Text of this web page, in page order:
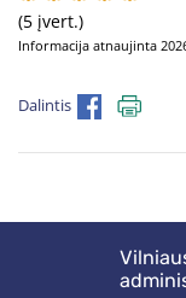
(5 įvert.)
Informacija atnaujinta
Dalintis